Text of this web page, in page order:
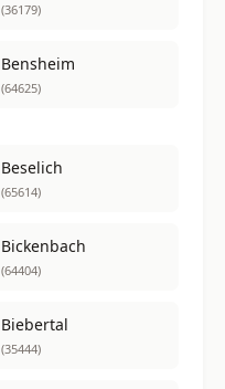
(36179)
Bensheim
(64625)
Beselich
(65614)
Bickenbach
(64404)
Biebertal
(35444)